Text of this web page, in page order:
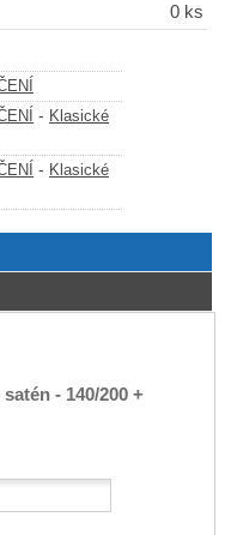
0 ks
- Klasické
- Klasické
- 140/200 +